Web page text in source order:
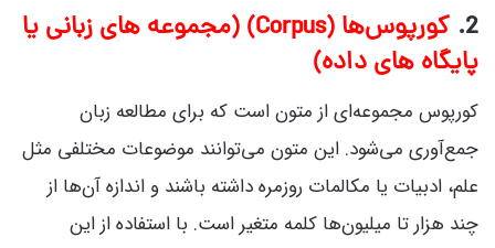
2.
کورپوس‌ها (Corpus) (مجموعه های زبانی یا
پایگاه های داده)
کورپوس مجموعه‌ای از متون است که برای مطالعه زبان
جمع‌آوری می‌شود. این متون می‌توانند موضوعات مختلفی مثل
علم، ادبیات یا مکالمات روزمره داشته باشند و اندازه آن‌ها از
چند هزار تا میلیون‌ها کلمه متغیر است. با استفاده از این